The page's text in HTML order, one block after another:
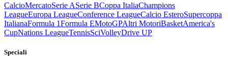
CalcioMercatoSerie ASerie BCoppa ItaliaChampions
LeagueEuropa LeagueConference LeagueCalcio EsteroSupercoppa
ItalianaFormula 1Formula EMotoGPAltri MotoriBasketAmerica's
CupNations LeagueTennisSciVolleyDrive UP
Speciali